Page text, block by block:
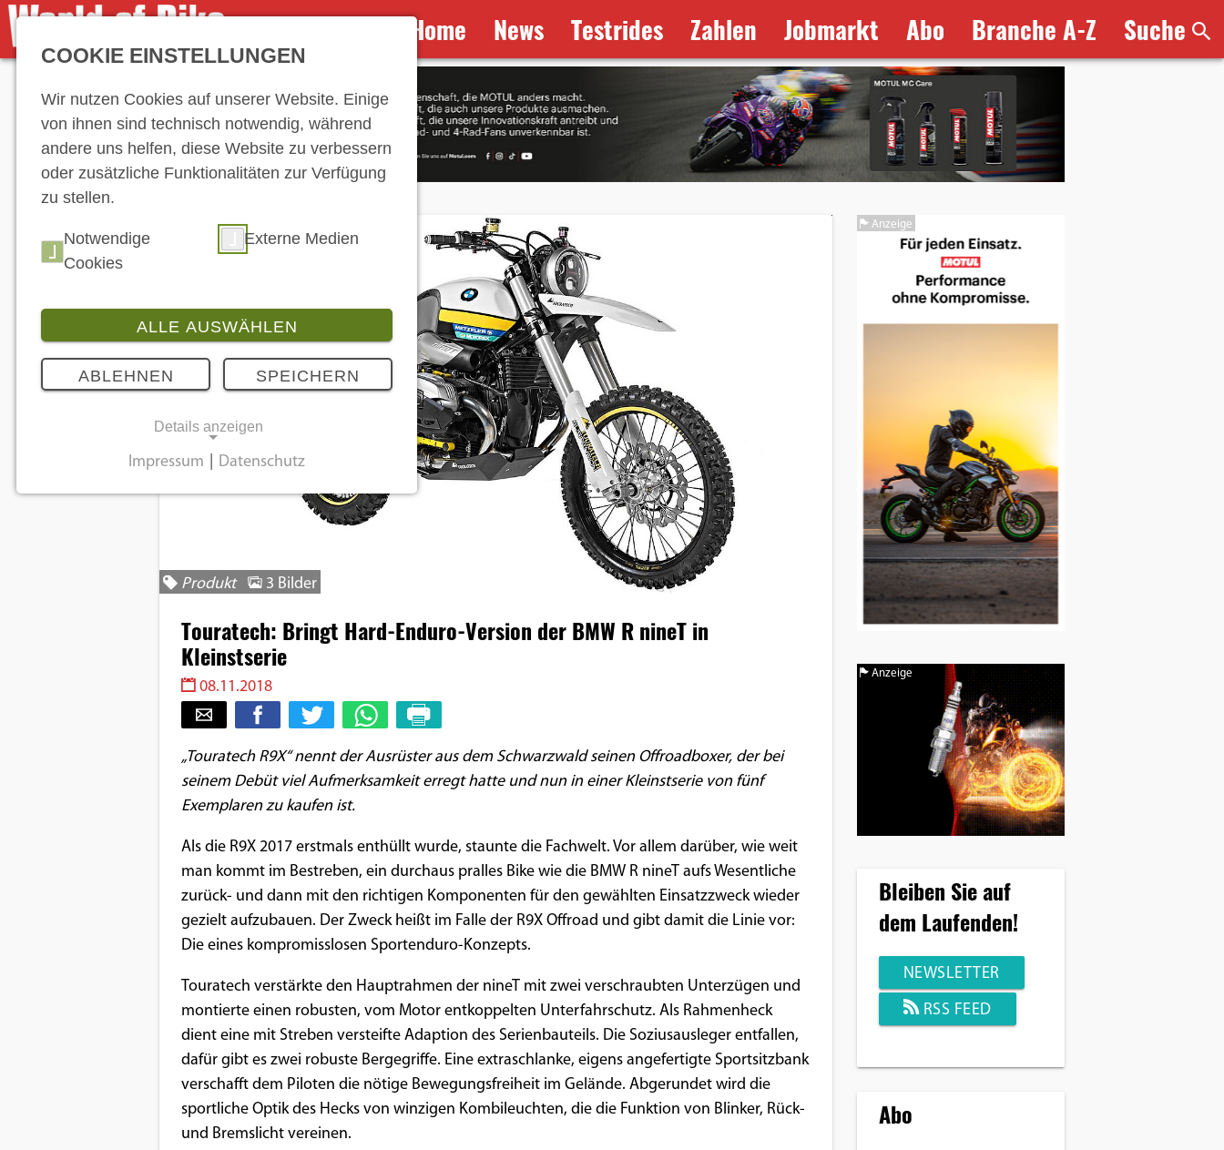
Home News Testrides Zahlen Jobmarkt Abo Branche A-Z Suche
Produkt 3 Bilder
Touratech: Bringt Hard-Enduro-Version der BMW R nineT in
Kleinstserie
08.11.2018
„Touratech R9X“ nennt der Ausrüster aus dem Schwarzwald seinen Offroadboxer, der bei
seinem Debüt viel Aufmerksamkeit erregt hatte und nun in einer Kleinstserie von fünf
Exemplaren zu kaufen ist.
Als die R9X 2017 erstmals enthüllt wurde, staunte die Fachwelt. Vor allem darüber, wie weit
man kommt im Bestreben, ein durchaus pralles Bike wie die BMW R nineT aufs Wesentliche
zurück- und dann mit den richtigen Komponenten für den gewählten Einsatzzweck wieder
gezielt aufzubauen. Der Zweck heißt im Falle der R9X Offroad und gibt damit die Linie vor:
Die eines kompromisslosen Sportenduro-Konzepts.
Touratech verstärkte den Hauptrahmen der nineT mit zwei verschraubten Unterzügen und
montierte einen robusten, vom Motor entkoppelten Unterfahrschutz. Als Rahmenheck
dient eine mit Streben versteifte Adaption des Serienbauteils. Die Soziusausleger entfallen,
dafür gibt es zwei robuste Bergegriffe. Eine extraschlanke, eigens angefertigte Sportsitzbank
verschafft dem Piloten die nötige Bewegungsfreiheit im Gelände. Abgerundet wird die
sportliche Optik des Hecks von winzigen Kombileuchten, die die Funktion von Blinker, Rück-
und Bremslicht vereinen.
Anzeige
Anzeige
Bleiben Sie auf
dem Laufenden!
NEWSLETTER
RSS FEED
Abo
COOKIE EINSTELLUNGEN
Wir nutzen Cookies auf unserer Website. Einige
von ihnen sind technisch notwendig, während
andere uns helfen, diese Website zu verbessern
oder zusätzliche Funktionalitäten zur Verfügung
zu stellen.
Notwendige
Cookies
Externe Medien
ALLE AUSWÄHLEN
ABLEHNEN SPEICHERN
Details anzeigen
Einverständnis-Cookie
Dieser Cookie speichert die
Einverständnis-Optionen des
EXTERNE MEDIEN
Um Inhalte von Videoplattformen und
Social Media Plattformen anzeigen zu
können, werden von diesen externen
Medien Cookies gesetzt.
Impressum Datenschutz